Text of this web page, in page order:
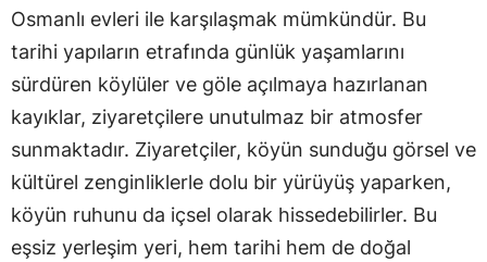
Osmanlı evleri ile karşılaşmak mümkündür. Bu
tarihi yapıların etrafında günlük yaşamlarını
sürdüren köylüler ve göle açılmaya hazırlanan
kayıklar, ziyaretçilere unutulmaz bir atmosfer
sunmaktadır. Ziyaretçiler, köyün sunduğu görsel ve
kültürel zenginliklerle dolu bir yürüyüş yaparken,
köyün ruhunu da içsel olarak hissedebilirler. Bu
eşsiz yerleşim yeri, hem tarihi hem de doğal